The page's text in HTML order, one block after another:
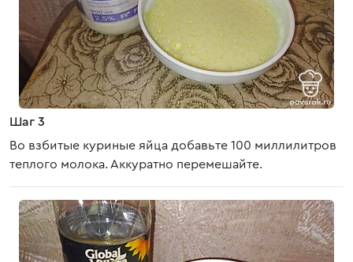
Шаг 3
Во взбитые куриные яйца добавьте 100 миллилитров
теплого молока. Аккуратно перемешайте.